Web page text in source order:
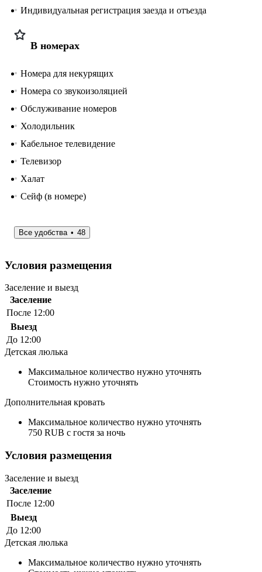
Индивидуальная регистрация заезда и отъезда
В номерах
Номера для некурящих
Номера со звукоизоляцией
Обслуживание номеров
Холодильник
Кабельное телевидение
Телевизор
Халат
Сейф (в номере)
Все удобства 48
Условия размещения
Заселение и выезд
Заселение
После 12:00
Выезд
До 12:00
Детская люлька
Максимальное количество нужно уточнять
Стоимость нужно уточнять
Дополнительная кровать
Максимальное количество нужно уточнять
750 RUB с гостя за ночь
Условия размещения
Заселение и выезд
Заселение
После 12:00
Выезд
До 12:00
Детская люлька
Максимальное количество нужно уточнять